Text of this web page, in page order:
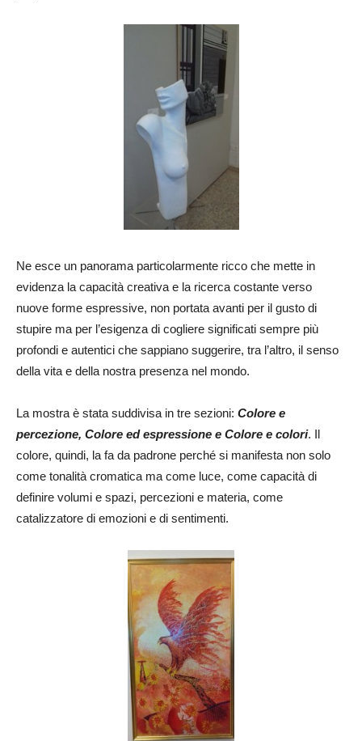
Ne esce un panorama particolarmente ricco che mette in
evidenza la capacità creativa e la ricerca costante verso
nuove forme espressive, non portata avanti per il gusto di
stupire ma per l’esigenza di cogliere significati sempre più
profondi e autentici che sappiano suggerire, tra l’altro, il senso
della vita e della nostra presenza nel mondo.
La mostra è stata suddivisa in tre sezioni: Colore e
percezione, Colore ed espressione e Colore e colori. Il
colore, quindi, la fa da padrone perché si manifesta non solo
come tonalità cromatica ma come luce, come capacità di
definire volumi e spazi, percezioni e materia, come
catalizzatore di emozioni e di sentimenti.